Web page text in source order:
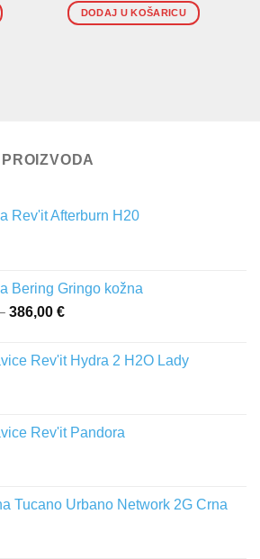
DODAJ U KOŠARICU
Rev'it Afterburn H20
Bering Gringo kožna
386,00 €
321,60 €
Rev'it Hydra 2 H2O Lady
Rev'it Pandora
Tucano Urbano Network 2G Crna